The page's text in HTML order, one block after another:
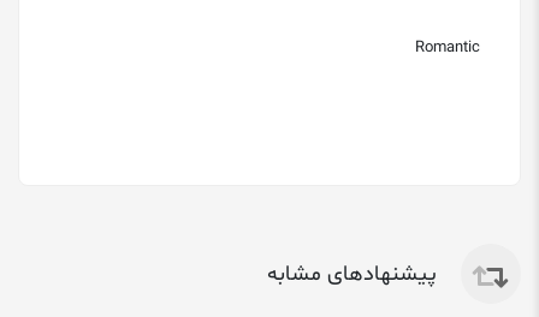
Romantic
پیشنهادهای مشابه